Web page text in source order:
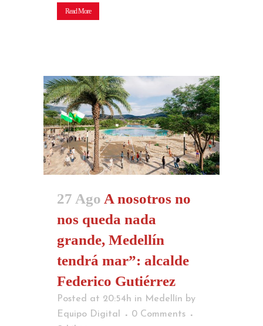
Read More
27 Ago A nosotros no
nos queda nada
grande, Medellín
tendrá mar”: alcalde
Federico Gutiérrez
Posted at 20:54h in Medellín by
Equipo Digital
0 Comments